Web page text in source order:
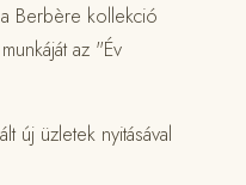
Berbère kollekció
az "Év
új üzletek nyitásával